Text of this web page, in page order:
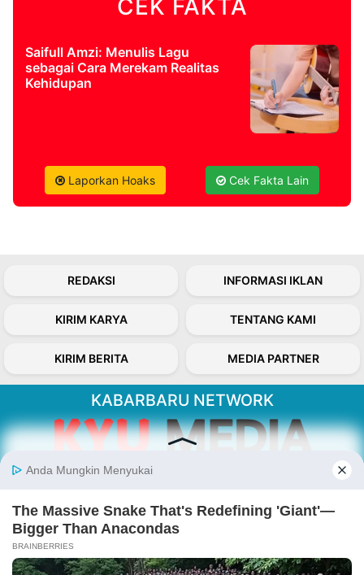
CEK FAKTA
Saifull Amzi: Menulis Lagu
sebagai Cara Merekam Realitas
Kehidupan
Laporkan Hoaks Cek Fakta Lain
REDAKSI INFORMASI IKLAN
KIRIM KARYA TENTANG KAMI
KIRIM BERITA MEDIA PARTNER
KABARBARU NETWORK
Kabarbaru.co menyajikan berita aktual dan